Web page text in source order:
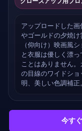
アップロードした
やゴールドの夕焼
（仰向け）映画風
と衣服は優しく漂
ことはありません
の目線のワイドシ
明、美しい色調補正
今す